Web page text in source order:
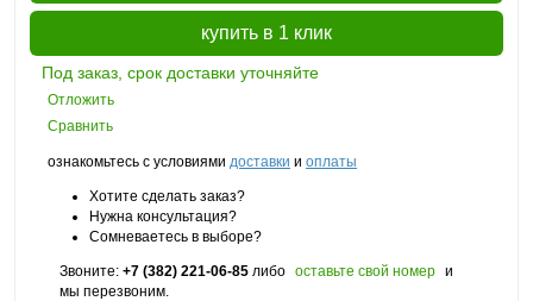
купить в 1 клик
Под заказ, срок доставки уточняйте
Отложить
Сравнить
ознакомьтесь с условиями доставки и оплаты
Хотите сделать заказ?
Нужна консультация?
Сомневаетесь в выборе?
Звоните: +7 (382) 221-06-85 либо оставьте свой номер и
мы перезвоним.